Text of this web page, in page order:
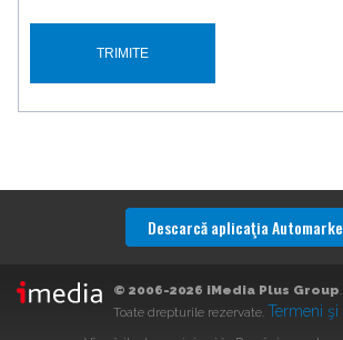
Descarcă aplicaţia
© 2006-2026 iMedia Plus Group.
Toate drepturile rezervate. Termeni şi